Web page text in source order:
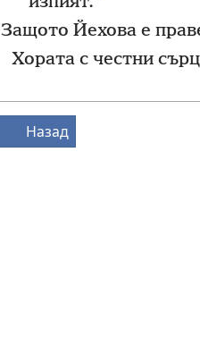
Защото Йехова е
Хората с честни
Назад